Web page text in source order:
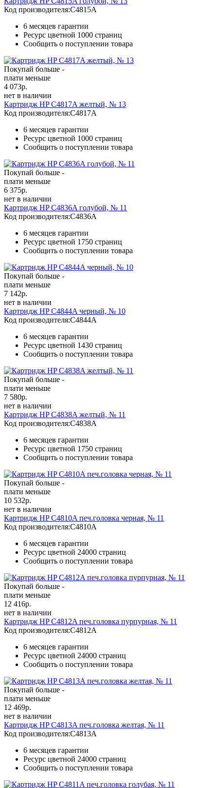
Код производителя:C4815A
6 месяцев гарантии
Ресурс цветной 1000 страниц
Сообщить о поступлении товара
Покупай больше -
плати меньше
4 073р.
нет в наличии
Картридж HP C4817A желтый, № 13
Код производителя:C4817A
6 месяцев гарантии
Ресурс цветной 1000 страниц
Сообщить о поступлении товара
Покупай больше -
плати меньше
6 375р.
нет в наличии
Картридж HP C4836A голубой, № 11
Код производителя:C4836A
6 месяцев гарантии
Ресурс цветной 1750 страниц
Сообщить о поступлении товара
Покупай больше -
плати меньше
7 142р.
нет в наличии
Картридж HP C4844A черный, № 10
Код производителя:C4844A
6 месяцев гарантии
Ресурс цветной 1430 страниц
Сообщить о поступлении товара
Покупай больше -
плати меньше
7 580р.
нет в наличии
Картридж HP C4838A желтый, № 11
Код производителя:C4838A
6 месяцев гарантии
Ресурс цветной 1750 страниц
Сообщить о поступлении товара
Покупай больше -
плати меньше
10 532р.
нет в наличии
Картридж HP C4810A печ.головка черная, № 11
Код производителя:C4810A
6 месяцев гарантии
Ресурс цветной 24000 страниц
Сообщить о поступлении товара
Покупай больше -
плати меньше
12 416р.
нет в наличии
Картридж HP C4812A печ.головка пурпурная, № 11
Код производителя:C4812A
6 месяцев гарантии
Ресурс цветной 24000 страниц
Сообщить о поступлении товара
Покупай больше -
плати меньше
12 469р.
нет в наличии
Картридж HP C4813A печ.головка желтая, № 11
Код производителя:C4813A
6 месяцев гарантии
Ресурс цветной 24000 страниц
Сообщить о поступлении товара